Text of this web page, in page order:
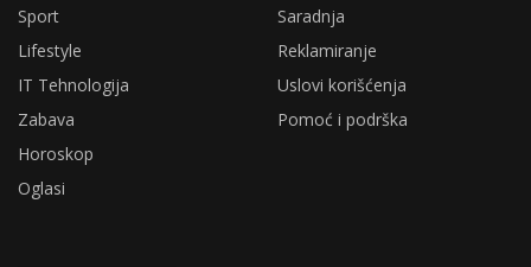
Sport
Saradnja
Lifestyle
Reklamiranje
IT Tehnologija
Uslovi korišćenja
Zabava
Pomoć i podrška
Horoskop
Oglasi